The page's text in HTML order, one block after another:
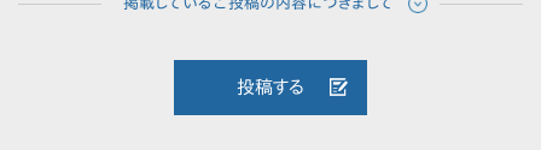
投稿する